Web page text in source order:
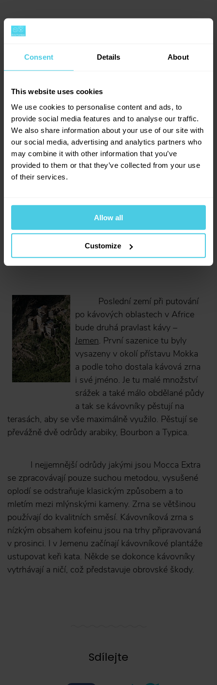
Consent Details About
This website uses cookies
We use cookies to personalise content and ads, to
provide social media features and to analyse our traffic.
We also share information about your use of our site with
our social media, advertising and analytics partners who
may combine it with other information that you’ve
provided to them or that they’ve collected from your use
of their services.
Allow all
Customize
produkce také do Evropy, hlavně do zemí Evropské
unie. Je tedy velmi pravděpodobné, že pokud
Dalším
významným
producentem robusty
jeUganda, kde se
kávovník pěstuje již od
roku 1860. Zrna
po celý rok, ale problémem kávového průmyslu je
nedostatečná infrastruktura a dopravní spojení s
keňskými přístavy.
Poslední zemí při putování
po kávových oblastech v Africe
bude druhá pravlast kávy –
Jemen. První sazenice tu byly
vysazeny v okolí přístavu Mokka
a podle toho dostala kávová zrna
i své jméno. Je tu malé množství
srážek a také málo obdělané půdy
a tak se kávovníky pěstují na
terasách, aby se vše maximálně využilo. Pěstují se
převážně dvě odrůdy arabiky, Bourbon a Typica.
I nejjemnější odrůdy jakými jsou Mocca Extra
se zpracovávají pouze suchou metodou, vysušené
oplodí se odstraňuje klasickým způsobem a to
mletím mezi mlýnskými kameny. Zrna se většinou
používají do kvalitních směsí. Kávovníková zrna s
nízkým obsahem kofeinu jsou na trhy připravovaná
v prosinci. I v Jemenu začínají kávovníkové plantáže
ustupovat keři kata. Někde se dokonce kávovníky
vytrhávají a ničí, což představuje obrovské škody.
Sdílejte